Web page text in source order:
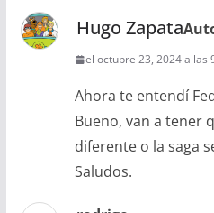
Hugo Zapata
el octubre 23, 2024 a las
Ahora te entendí
Bueno, van a tener
diferente o la saga
Saludos.